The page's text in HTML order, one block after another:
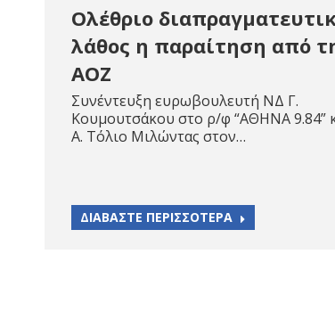
Ολέθριο
λάθος η παραίτηση από
ΑΟΖ
Συνέντευξη ευρωβουλευτή ΝΔ Γ.
Κουμουτσάκου στο ρ/φ “ΑΘΗΝΑ 9.84”
Α. Τόλιο Μιλώντας στον…
ΔΙΑΒΑΣΤΕ ΠΕΡΙΣΣΟΤΕΡΑ